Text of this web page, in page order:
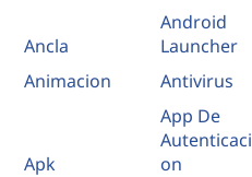
Ancla
Android
Launcher
Animacion
Antivirus
Apk
App De
Autenticaci
on